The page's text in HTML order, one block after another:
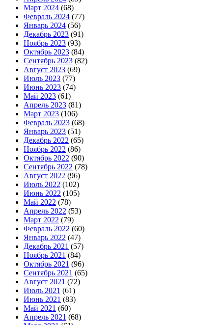
Март 2024 (68)
Февраль 2024 (77)
Январь 2024 (56)
Декабрь 2023 (91)
Ноябрь 2023 (93)
Октябрь 2023 (84)
Сентябрь 2023 (82)
Август 2023 (69)
Июль 2023 (77)
Июнь 2023 (74)
Май 2023 (61)
Апрель 2023 (81)
Март 2023 (106)
Февраль 2023 (68)
Январь 2023 (51)
Декабрь 2022 (65)
Ноябрь 2022 (86)
Октябрь 2022 (90)
Сентябрь 2022 (78)
Август 2022 (96)
Июль 2022 (102)
Июнь 2022 (105)
Май 2022 (78)
Апрель 2022 (53)
Март 2022 (79)
Февраль 2022 (60)
Январь 2022 (47)
Декабрь 2021 (57)
Ноябрь 2021 (84)
Октябрь 2021 (96)
Сентябрь 2021 (65)
Август 2021 (72)
Июль 2021 (61)
Июнь 2021 (83)
Май 2021 (60)
Апрель 2021 (68)